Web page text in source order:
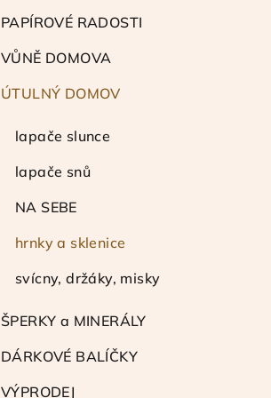
PAPÍROVÉ RADOSTI
VŮNĚ DOMOVA
ÚTULNÝ DOMOV
lapače slunce
lapače snů
NA SEBE
hrnky a sklenice
svícny, držáky, misky
ŠPERKY a MINERÁLY
DÁRKOVÉ BALÍČKY
VÝPRODEJ